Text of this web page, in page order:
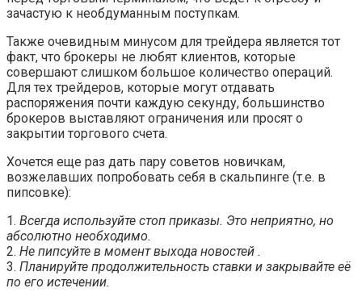
зачастую к необдуманным поступкам.
Также очевидным минусом для трейдера является тот
факт, что брокеры не любят клиентов, которые
совершают слишком большое количество операций.
Для тех трейдеров, которые могут отдавать
распоряжения почти каждую секунду, большинство
брокеров выставляют ограничения или просят о
закрытии торгового счета.
Хочется еще раз дать пару советов новичкам,
возжелавших попробовать себя в скальпинге (т.е. в
пипсовке):
1. Всегда используйте стоп приказы. Это неприятно, но
абсолютно необходимо.
2. Не пипсуйте в момент выхода новостей .
3. Планируйте продолжительность ставки и закрывайте её
по его истечении.